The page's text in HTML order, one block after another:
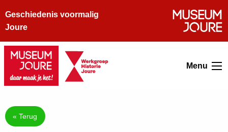
Geschiedenis voormalig
Joure
Menu
« Terug